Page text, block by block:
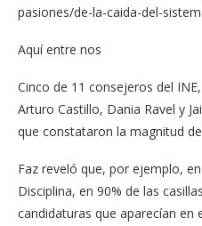
pasiones/de-la-caida-del-
Aquí entre nos
Cinco de 11 consejeros del
Arturo Castillo, Dania Ravel y
que constataron la magnitud
Faz reveló que, por ejemplo,
Disciplina, en 90% de las
candidaturas que aparecían